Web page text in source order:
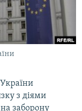
з діями
заборону